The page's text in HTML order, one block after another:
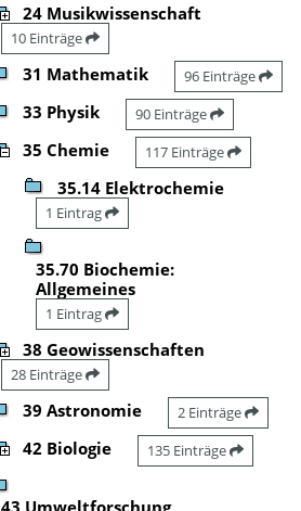
24 Musikwissenschaft
10 Einträge
31 Mathematik 96 Einträge
33 Physik 90 Einträge
35 Chemie 117 Einträge
35.14 Elektrochemie
1 Eintrag
35.70 Biochemie:
Allgemeines
1 Eintrag
38 Geowissenschaften
28 Einträge
39 Astronomie 2 Einträge
42 Biologie 135 Einträge
43 Umweltforschung,